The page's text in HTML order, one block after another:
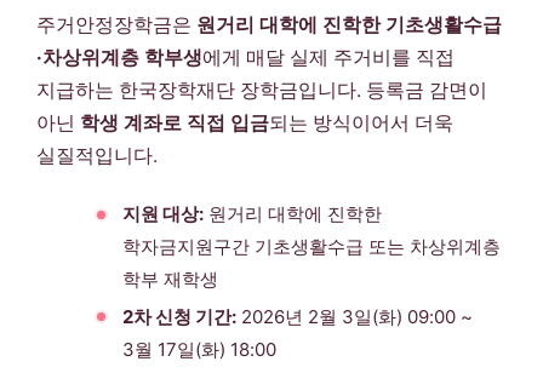
주거안정장학금은 원거리 대학에 진학한 기초생활수급
·차상위계층 학부생에게 매달 실제 주거비를 직접
지급하는 한국장학재단 장학금입니다. 등록금 감면이
아닌 학생 계좌로 직접 입금되는 방식이어서 더욱
실질적입니다.
지원 대상:원거리 대학에 진학한
학자금지원구간 기초생활수급 또는 차상위계층
학부 재학생
2차 신청 기간:2026년 2월 3일(화) 09:00 ~
3월 17일(화) 18:00